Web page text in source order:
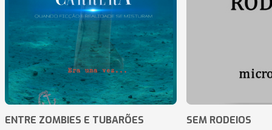
ENTRE ZOMBIES E TUBARÕES SEM RODEIOS